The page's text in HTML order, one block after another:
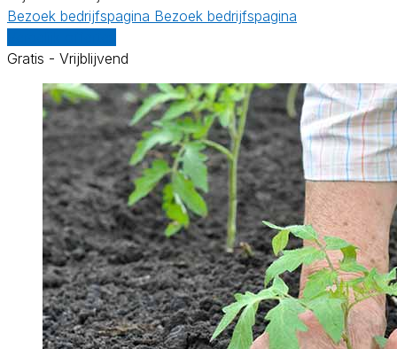
Bezoek bedrijfspagina Bezoek bedrijfspagina
Gratis - Vrijblijvend